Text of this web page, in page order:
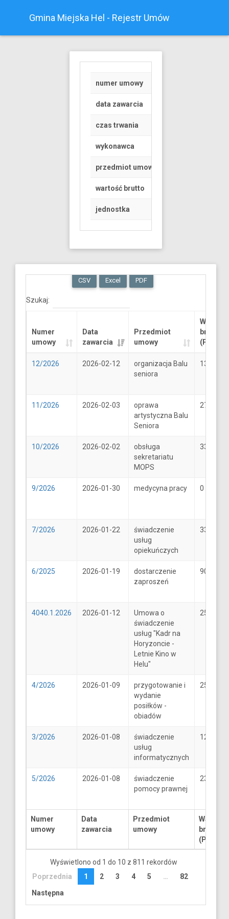
Gmina Miejska Hel - Rejestr Umów
numer umowy
data zawarcia
czas trwania
wykonawca
przedmiot umowy
wartość brutto
jednostka
CSV Excel PDF
Szukaj:
Numer
umowy
Data
zawarcia
Przedmiot
umowy
Wartość
brutto
(PLN)
Numer
umowy
Data
zawarcia
Przedmiot
umowy
Wartość
brutto
(PLN)
12/2026 2026-02-12
organizacja Balu
seniora
13289.6
11/2026 2026-02-03
oprawa
artystyczna Balu
Seniora
2706
10/2026 2026-02-02
obsługa
sekretariatu
MOPS
33
9/2026 2026-01-30 medycyna pracy 0
7/2026 2026-01-22
świadczenie
usług
opiekuńczych
33
6/2025 2026-01-19
dostarczenie
zaproszeń
900
4040.1.2026 2026-01-12
Umowa o
świadczenie
usług "Kadr na
Horyzoncie -
Letnie Kino w
Helu"
25600
4/2026 2026-01-09
przygotowanie i
wydanie
posiłków -
obiadów
25
3/2026 2026-01-08
świadczenie
usług
informatycznych
1250
5/2026 2026-01-08
świadczenie
pomocy prawnej
2300
Wyświetlono od 1 do 10 z 811 rekordów
Poprzednia
1 2 3 4 5 …
82
Następna